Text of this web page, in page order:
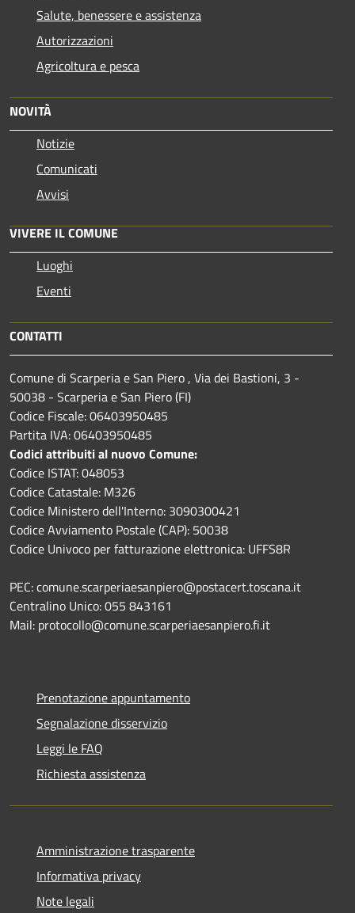
Salute, benessere e assistenza
Autorizzazioni
Agricoltura e pesca
NOVITÀ
Notizie
Comunicati
Avvisi
VIVERE IL COMUNE
Luoghi
Eventi
CONTATTI
Comune di Scarperia e San Piero , Via dei Bastioni, 3 -
50038 - Scarperia e San Piero (FI)
Codice Fiscale: 06403950485
Partita IVA: 06403950485
Codici attribuiti al nuovo Comune:
Codice ISTAT: 048053
Codice Catastale: M326
Codice Ministero dell'Interno: 3090300421
Codice Avviamento Postale (CAP): 50038
Codice Univoco per fatturazione elettronica: UFFS8R
PEC: comune.scarperiaesanpiero@postacert.toscana.it
Centralino Unico: 055 843161
Mail: protocollo@comune.scarperiaesanpiero.fi.it
Prenotazione appuntamento
Segnalazione disservizio
Leggi le FAQ
Richiesta assistenza
Amministrazione trasparente
Informativa privacy
Note legali